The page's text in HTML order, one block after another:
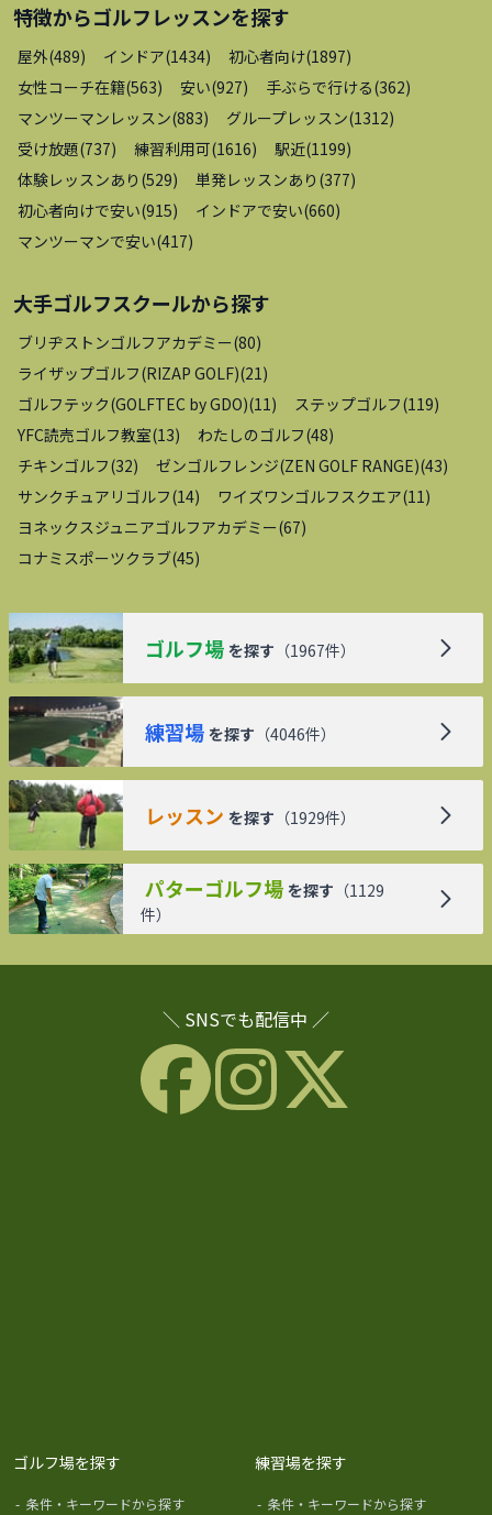
特徴からゴルフレッスンを探す
屋外(489) インドア(1434) 初心者向け(1897)
女性コーチ在籍(563) 安い(927) 手ぶらで行ける(362)
マンツーマンレッスン(883) グループレッスン(1312)
受け放題(737) 練習利用可(1616) 駅近(1199)
体験レッスンあり (529) 単発レッスンあり (377)
初心者向けで安い(915) インドアで安い(660)
マンツーマンで安い(417)
大手ゴルフスクールから探す
ブリヂストンゴルフアカデミー(80)
ライザップゴルフ(RIZAP GOLF)(21 )
ゴルフテック(GOLFTEC by GDO)(11 ) ステップゴルフ(119)
YFC読売ゴルフ教室(13) わたしのゴルフ(48)
チキンゴルフ(32) ゼンゴルフレンジ(ZEN GOLF RANGE)(43)
サンクチュアリゴルフ(14) ワイズワンゴルフスクエア(11 )
ヨネックスジュニアゴルフアカデミー(67)
コナミスポーツクラブ(45)
ゴルフ場 を探す （1967件）
練習場 を探す （4046件）
レッスン を探す （1929件）
パターゴルフ場 を探す （1129
件）
＼ SNSでも配信中 ／
ゴルフ場を探す
- 条件・キーワードから探す
練習場を探す
- 条件・キーワードから探す